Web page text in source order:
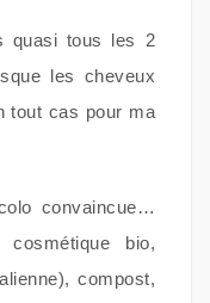
quasi tous les 2
les cheveux
tout cas pour ma
convaincue…
bio,
compost,